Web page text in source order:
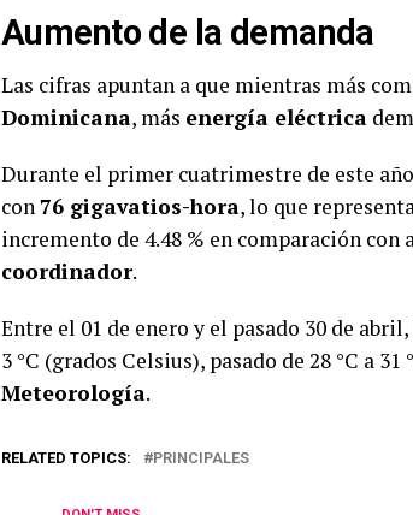
Aumento de la demanda
Las cifras apuntan a que mientras más
Dominicana, más energía eléctrica
Durante el primer cuatrimestre de este
con76 gigavatios-hora, lo que
incremento de 4.48 % en comparación con
coordinador.
Entre el 01 de enero y el pasado 30 de abril,
3 °C (grados Celsius), pasado de 28 °C a
Meteorología.
RELATED TOPICS: PRINCIPALES